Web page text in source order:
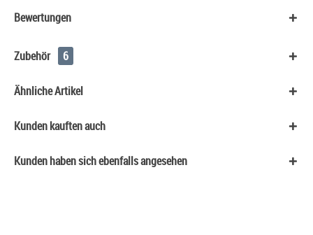
Bewertungen
Zubehör 6
Ähnliche Artikel
Kunden kauften auch
Kunden haben sich ebenfalls angesehen